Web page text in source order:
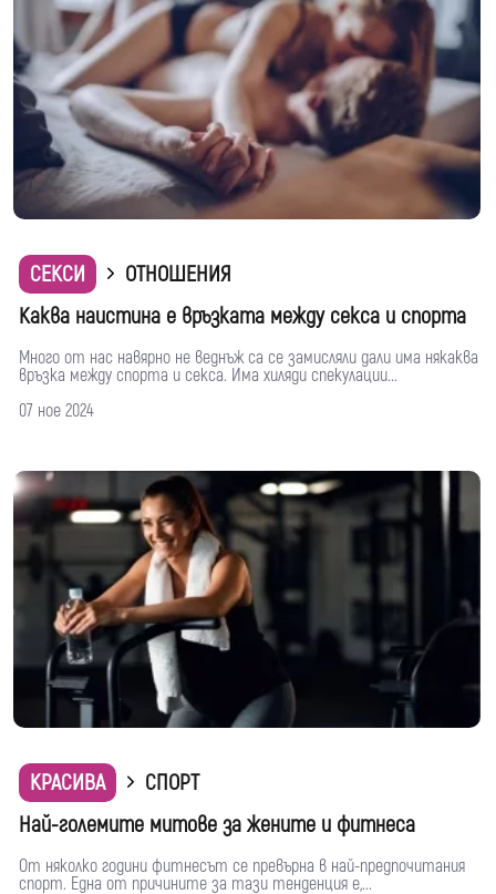
СЕКСИ
ОТНОШЕНИЯ
Каква наистина е връзката между секса и спорта
Много от нас навярно не веднъж са се замисляли дали има някаква
връзка между спорта и секса. Има хиляди спекулации...
07 ное 2024
КРАСИВА
СПОРТ
Най-големите митове за жените и фитнеса
От няколко години фитнесът се превърна в най-предпочитания
спорт. Една от причините за тази тенденция е,...